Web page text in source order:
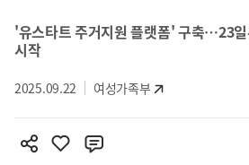
'유스타트 주거지원 플랫폼' 구축…23
시작
2025.09.22 여성가족부